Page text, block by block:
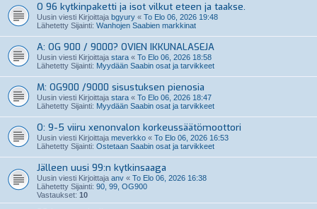
O 96 kytkinpaketti ja isot vilkut eteen ja taakse.
Uusin viesti Kirjoittaja bgyury « To Elo 06, 2026 19:48
Lähetetty Sijainti: Wanhojen Saabien markkinat
A: OG 900 / 9000? OVIEN IKKUNALASEJA
Uusin viesti Kirjoittaja stara « To Elo 06, 2026 18:58
Lähetetty Sijainti: Myydään Saabin osat ja tarvikkeet
M: OG900 /9000 sisustuksen pienosia
Uusin viesti Kirjoittaja stara « To Elo 06, 2026 18:47
Lähetetty Sijainti: Myydään Saabin osat ja tarvikkeet
O: 9-5 viiru xenonvalon korkeussäätömoottori
Uusin viesti Kirjoittaja meverkko « To Elo 06, 2026 16:53
Lähetetty Sijainti: Ostetaan Saabin osat ja tarvikkeet
Jälleen uusi 99:n kytkinsaaga
Uusin viesti Kirjoittaja anv « To Elo 06, 2026 16:38
Lähetetty Sijainti: 90, 99, OG900
Vastaukset: 10